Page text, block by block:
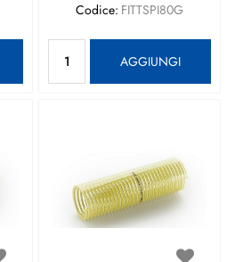
Codice: FITTSPI80G
AGGIUNGI